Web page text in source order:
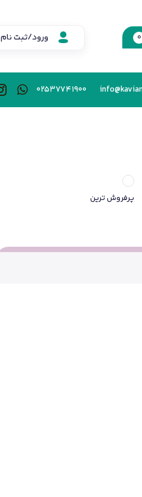
0 ورود/ثبت نام
02537741900
پرفروش ترین